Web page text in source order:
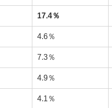
17.4％
4.6％
7.3％
4.9％
4.1％